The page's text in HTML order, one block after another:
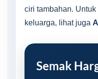
ciri tambahan.
keluarga, lihat juga
Semak